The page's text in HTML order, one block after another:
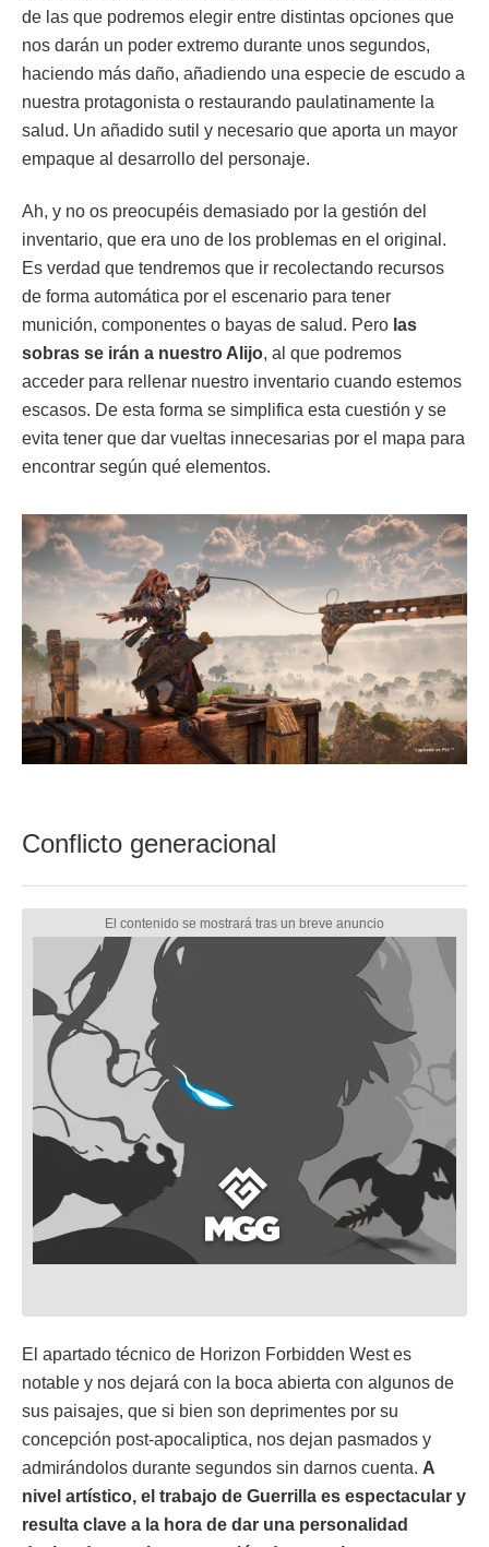
de las que podremos elegir entre distintas opciones que
nos darán un poder extremo durante unos segundos,
haciendo más daño, añadiendo una especie de escudo a
nuestra protagonista o restaurando paulatinamente la
salud. Un añadido sutil y necesario que aporta un mayor
empaque al desarrollo del personaje.
Ah, y no os preocupéis demasiado por la gestión del
inventario, que era uno de los problemas en el original.
Es verdad que tendremos que ir recolectando recursos
de forma automática por el escenario para tener
munición, componentes o bayas de salud. Pero las
sobras se irán a nuestro Alijo, al que podremos
acceder para rellenar nuestro inventario cuando estemos
escasos. De esta forma se simplifica esta cuestión y se
evita tener que dar vueltas innecesarias por el mapa para
encontrar según qué elementos.
Conflicto generacional
El apartado técnico de Horizon Forbidden West es
notable y nos dejará con la boca abierta con algunos de
sus paisajes, que si bien son deprimentes por su
concepción post-apocaliptica, nos dejan pasmados y
admirándolos durante segundos sin darnos cuenta. A
nivel artístico, el trabajo de Guerrilla es espectacular y
resulta clave a la hora de dar una personalidad